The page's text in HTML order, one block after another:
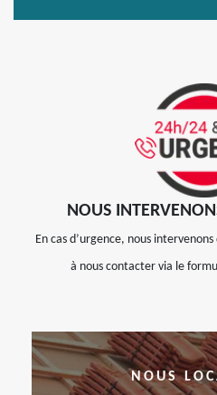
NOUS
En cas d’urgence, nous
à nous contacter via le
NOUS